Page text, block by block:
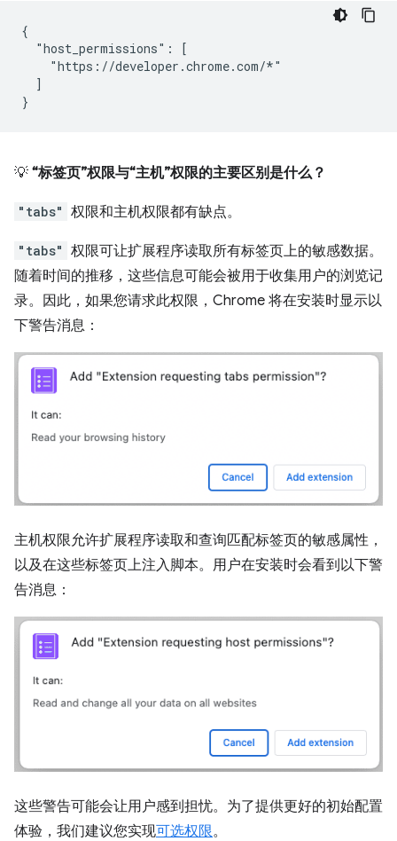
{
  "host_permissions": [
    "https://developer.chrome.com/*"
  ]
💡 “标签页”权限与“主机”权限的主要区别是什么？
"tabs" 权限和主机权限都有缺点。
"tabs" 权限可让扩展程序读取所有标签页上的敏感数据。
随着时间的推移，这些信息可能会被用于收集用户的浏览记
录。因此，如果您请求此权限，Chrome 将在安装时显示以
下警告消息：
主机权限允许扩展程序读取和查询匹配标签页的敏感属性，
以及在这些标签页上注入脚本。用户在安装时会看到以下警
告消息：
这些警告可能会让用户感到担忧。为了提供更好的初始配置
体验，我们建议您实现可选权限。